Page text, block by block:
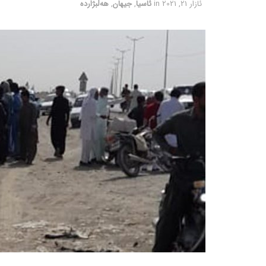
ئازار 21, 2021 in ئاسیا,جیهان,هەڵبژاردە